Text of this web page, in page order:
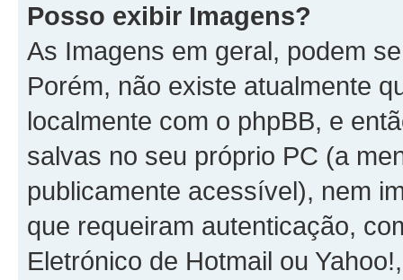
Posso exibir Imagens?
As Imagens em geral, podem
Porém, não existe atualmente
localmente com o phpBB, e
salvas no seu próprio PC (a
publicamente acessível), nem
que requeiram autenticação,
Eletrónico de Hotmail ou